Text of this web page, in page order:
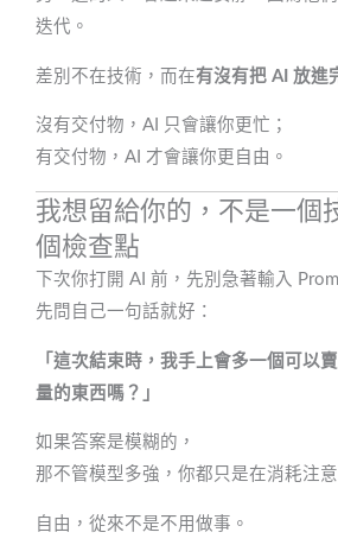
迭代。
差別不在技術，而在有沒有把 AI 放進
沒有交付物，AI 只會讓你更忙；
有交付物，AI 才會讓你更自由。
我想留給你的，不是一個
個檢查點
下次你打開 AI 前，先別急著輸入
先問自己一句話就好：
「這次結束時，我手上會多一個可以
量的東西嗎？」
如果答案是模糊的，
那不管模型多強，你都只是在消耗注意
自由，從來不是不用做事。